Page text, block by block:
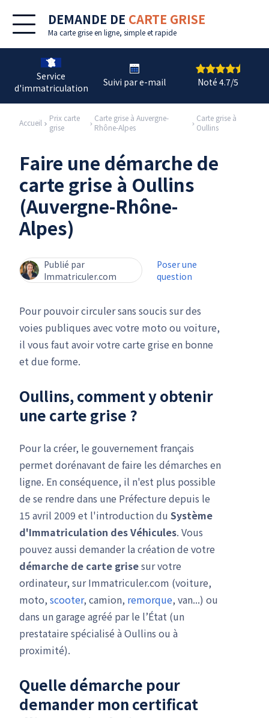
DEMANDE DE CARTE GRISE
Ma carte grise en ligne, simple et rapide
Service
d'immatriculation
Suivi par e-mail Noté 4.7/5
Accueil
Prix carte
grise
Carte grise à Auvergne-
Rhône-Alpes
Carte grise à
Oullins
Faire une démarche de
carte grise à Oullins
(Auvergne-Rhône-
Alpes)
Publié par
Immatriculer.com
Poser une
question
Pour pouvoir circuler sans soucis sur des
voies publiques avec votre moto ou voiture,
il vous faut avoir votre carte grise en bonne
et due forme.
Oullins, comment y obtenir
une carte grise ?
Pour la créer, le gouvernement français
permet dorénavant de faire les démarches en
ligne. En conséquence, il n'est plus possible
de se rendre dans une Préfecture depuis le
15 avril 2009 et l'introduction du Système
d'Immatriculation des Véhicules. Vous
pouvez aussi demander la création de votre
démarche de carte grisesur votre
ordinateur, sur Immatriculer.com (voiture,
moto, scooter, camion, remorque, van...) ou
dans un garage agréé par le l’État (un
prestataire spécialisé à Oullins ou à
proximité).
Quelle démarche pour
demander mon certificat